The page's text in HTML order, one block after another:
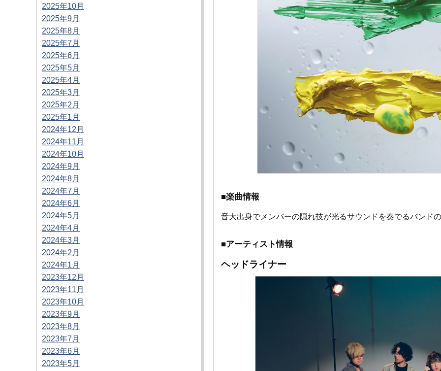
■楽曲情報
音大出身でメンバーの隠れ技が光るサウンドを奏でるバンド
■アーティスト情報
ヘッドライナー
2025年10月
2025年9月
2025年8月
2025年7月
2025年6月
2025年5月
2025年4月
2025年3月
2025年2月
2025年1月
2024年12月
2024年11月
2024年10月
2024年9月
2024年8月
2024年7月
2024年6月
2024年5月
2024年4月
2024年3月
2024年2月
2024年1月
2023年12月
2023年11月
2023年10月
2023年9月
2023年8月
2023年7月
2023年6月
2023年5月